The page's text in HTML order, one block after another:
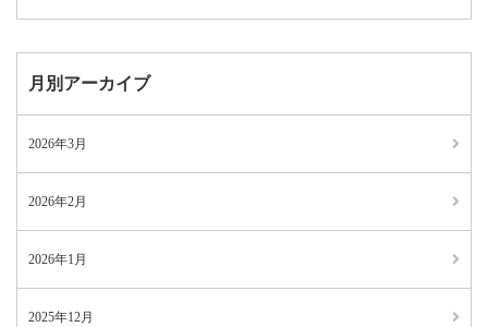
月別アーカイブ
2026年3月
2026年2月
2026年1月
2025年12月